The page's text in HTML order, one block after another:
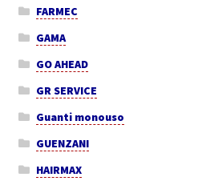
FARMEC
GAMA
GO AHEAD
GR SERVICE
Guanti monouso
GUENZANI
HAIRMAX